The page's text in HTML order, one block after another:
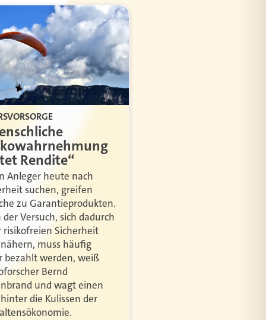
Rendite“
Anleger heute nach
suchen, greifen
zu Garantieprodukten.
der Versuch, sich dadurch
risikofreien Sicherheit
muss häufig
bezahlt werden, weiß
Bernd
und wagt einen
die Kulissen der